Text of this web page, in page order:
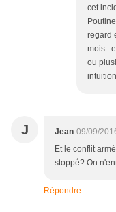
cet
regard
ou
J Jean 09/09/
Et le conflit
stoppé? On
Répondre